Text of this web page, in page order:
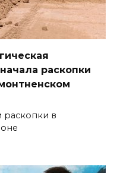
раскопки
раскопки в